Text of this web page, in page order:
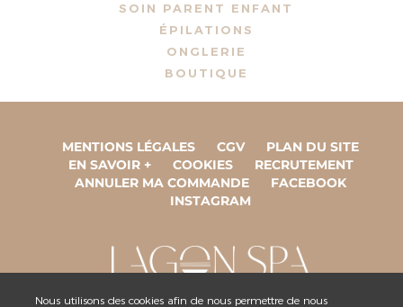
Nous utilisons des cookies afin de nous permettre de nous
SOIN PARENT ENFANT
ÉPILATIONS
ONGLERIE
BOUTIQUE
MENTIONS LÉGALES CGV
PLAN DU SITE
EN SAVOIR +
COOKIES
RECRUTEMENT
ANNULER MA COMMANDE
FACEBOOK
INSTAGRAM